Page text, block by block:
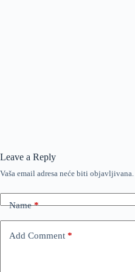
Leave a Reply
Vaša email adresa neće biti objavljivana.
Name*
Add Comment *